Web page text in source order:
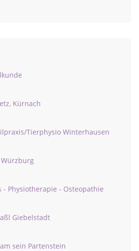
Kürnach
Tierphysio Winterhausen
- Physiotherapie - Osteopathie
Giebelstadt
sein Partenstein